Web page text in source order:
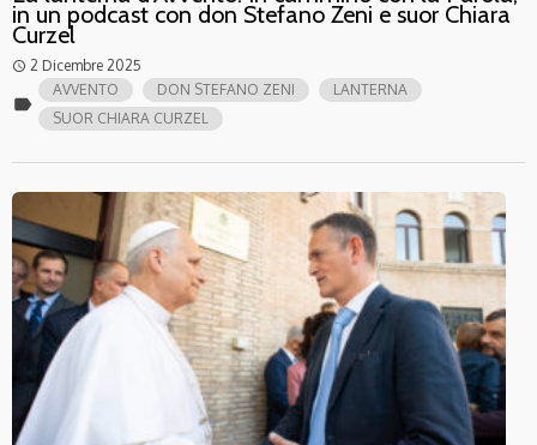
in un podcast con don Stefano Zeni e suor Chiara
Curzel
access_time 2 Dicembre 2025
label
AVVENTO DON STEFANO ZENI
LANTERNA
SUOR CHIARA CURZEL